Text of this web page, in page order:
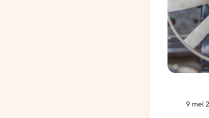
9 mei